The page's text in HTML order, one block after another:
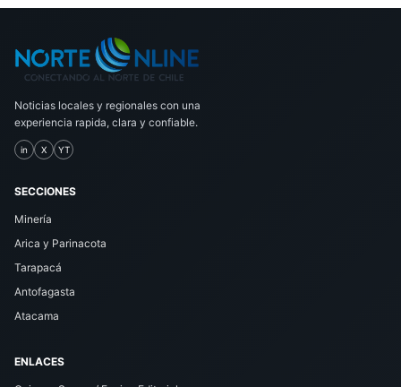
Noticias locales y regionales con una
experiencia rapida, clara y confiable.
in X YT
SECCIONES
Minería
Arica y Parinacota
Tarapacá
Antofagasta
Atacama
ENLACES